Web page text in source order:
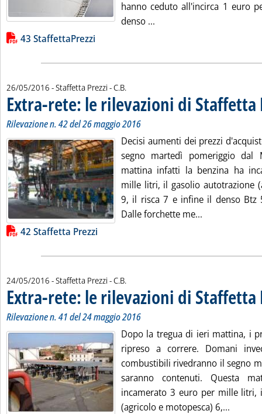
hanno ceduto all'incirca 1 euro
denso ...
Lista allegati PDF alla notizia
43 StaffettaPrezzi
26/05/2016 - Staffetta Prezzi -di:
C.B.
Extra-rete: le rilevazioni di Staffetta
Rilevazione n. 42 del 26 maggio 2016
Decisi aumenti dei prezzi
segno martedì pomeriggio dal
mattina infatti la benzina ha
mille litri, il gasolio autotrazione
9, il risca 7 e infine il denso Btz
Dalle forchette me...
Lista allegati PDF alla notizia
42 Staffetta Prezzi
24/05/2016 - Staffetta Prezzi -di:
C.B.
Extra-rete: le rilevazioni di Staffetta
Rilevazione n. 41 del 24 maggio 2016
Dopo la tregua di ieri mattina, i
ripreso a correre. Domani
combustibili rivedranno il segno
saranno contenuti. Questa
incamerato 3 euro per mille litri,
(agricolo e motopesca) 6,...